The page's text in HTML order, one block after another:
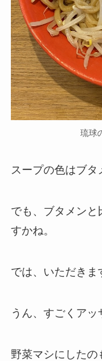
琉球
スープの色はブタ
でも、ブタメン
すかね。
では、いただきま
うん、すごくアッ
野菜マシにしたの